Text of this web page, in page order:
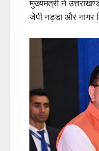
मुख्यमंत्री ने
जेपी नड्डा और नागर